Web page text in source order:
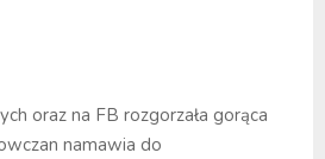
oraz na FB rozgorzała gorąca
namawia do